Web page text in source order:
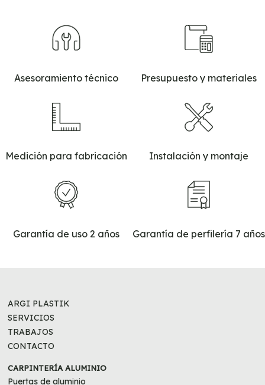
Asesoramiento técnico Presupuesto y materiales
Medición para fabricación Instalación y montaje
Garantía de uso 2 años Garantía de perfilería 7 años
NAVEGACIÓN
ARGI PLASTIK
SERVICIOS
TRABAJOS
CONTACTO
CARPINTERÍA ALUMINIO
Puertas de aluminio